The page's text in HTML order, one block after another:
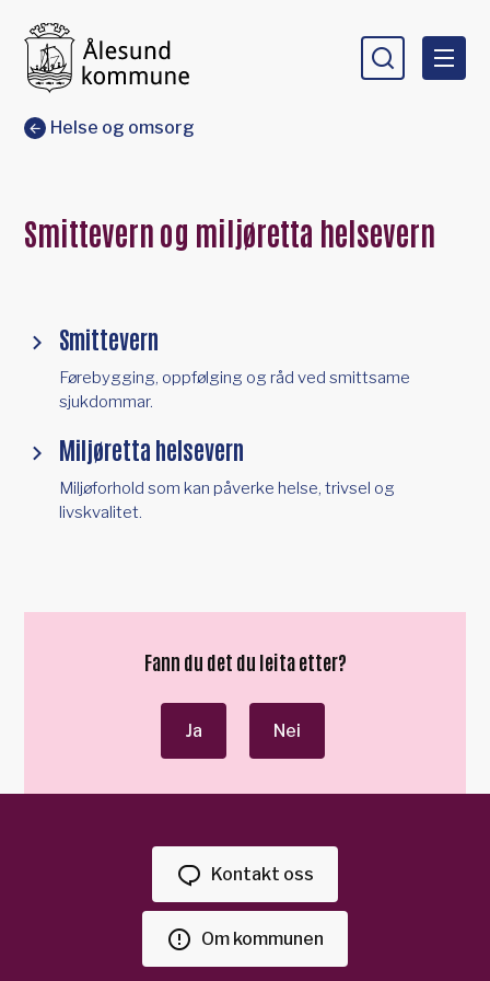
Du er her:
Helse og omsorg
Smittevern og miljøretta helsevern
Smittevern
Førebygging, oppfølging og råd ved smittsame
sjukdommar.
Miljøretta helsevern
Miljøforhold som kan påverke helse, trivsel og
livskvalitet.
Fann du det du leita etter?
Ja Nei
Kontakt oss
Om kommunen